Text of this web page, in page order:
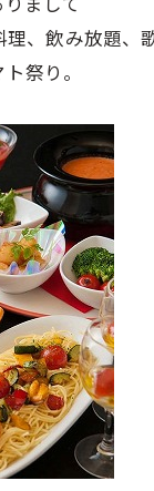
理、飲み放題、
祭り。